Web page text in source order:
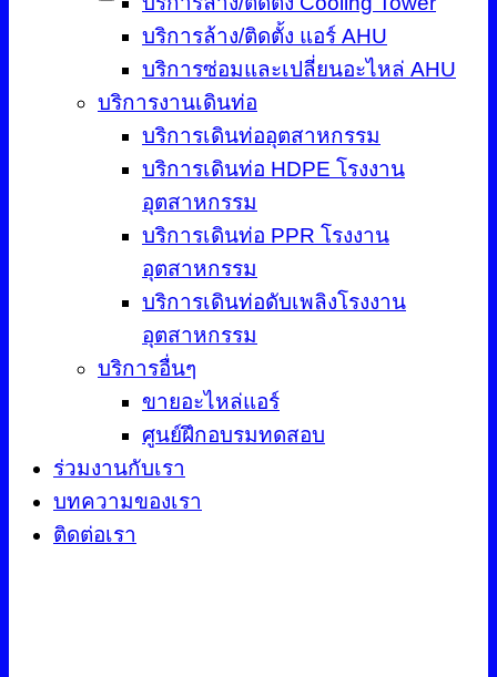
บริการล้าง/ติดตั้ง แอร์ AHU
บริการซ่อมและเปลี่ยนอะไหล่ AHU
บริการงานเดินท่อ
บริการเดินท่ออุตสาหกรรม
บริการเดินท่อ HDPE โรงงาน
อุตสาหกรรม
บริการเดินท่อ PPR โรงงาน
อุตสาหกรรม
บริการเดินท่อดับเพลิงโรงงาน
อุตสาหกรรม
บริการอื่นๆ
ขายอะไหล่แอร์
ศูนย์ฝึกอบรมทดสอบ
ร่วมงานกับเรา
บทความของเรา
ติดต่อเรา